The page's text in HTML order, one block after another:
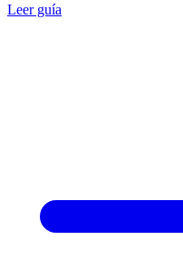
Leer guía